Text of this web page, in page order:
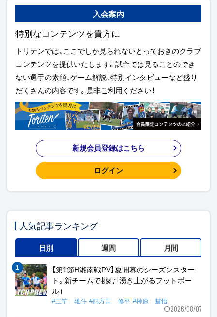
入会案内
特別なコンテンツを貴方に
トリテンでは、ここでしか見られないとっておきのクラブ
コンテンツを提供いたします。試合では見ることのでき
ない選手の素顔、ゲーム解説、特別インタビューなど盛り
だくさんの内容です。是非ご利用ください！
新規会員登録はこちら
ログイン
人気記事ランキング
日別 週間 月間
【第1節H湘南戦PV】夏開幕のシーズンスター
ト。新チームで挑む「湧き上がるフットボー
ル」
#三竿 雄斗 #四方田 修平 #榊原 彗悟
2026/08/07